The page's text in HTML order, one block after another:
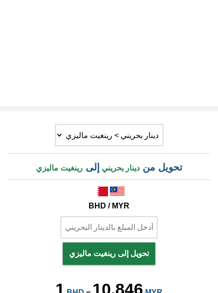
تحويل مندينار بحريني إلىرينغيت ماليزي
BHD / MYR
تحويل إلى رينغيت ماليزي
1 10.846